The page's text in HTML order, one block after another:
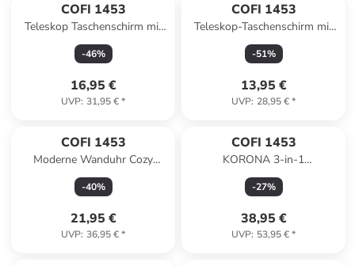
COFI 1453
Teleskop Taschenschirm mit
Schutzhülle mit Muster
Fiberglas-Gestell in Grau
-46%
16,95 €
UVP: 31,95 €*
COFI 1453
Teleskop-Taschenschirm mit
Schutzhülle flexibel und
widerstandsfähig in Rot
-51%
13,95 €
UVP: 28,95 €*
COFI 1453
Moderne Wanduhr Cozy
ø31cm in Schwarz
-40%
21,95 €
UVP: 36,95 €*
COFI 1453
KORONA 3-in-1
Sandwichmaker mit
Wechselplatten für
-27%
38,95 €
UVP: 53,95 €*